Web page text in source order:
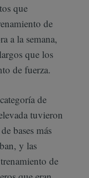
que
de
a la semana,
que los
de fuerza.
de
tuvieron
bases más
y las
de